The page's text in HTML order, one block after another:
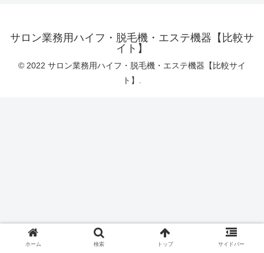
サロン業務用ハイフ・脱毛機・エステ機器【比較サ
イト】
© 2022 サロン業務用ハイフ・脱毛機・エステ機器【比較サイ
ト】.
ホーム 検索 トップ サイドバー